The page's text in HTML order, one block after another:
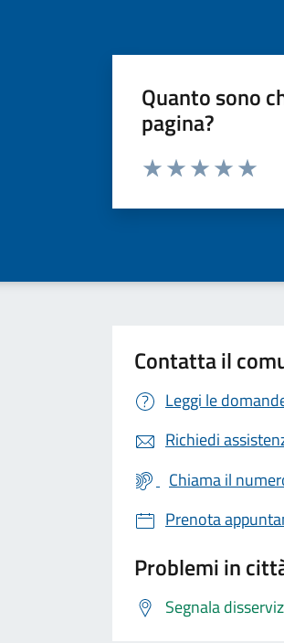
Quanto sono
pagina?
Valuta da 1 a 5 stelle la
Contatta il
Leggi le
Richiedi
Chiama il
Prenota
Problemi in
Segnala